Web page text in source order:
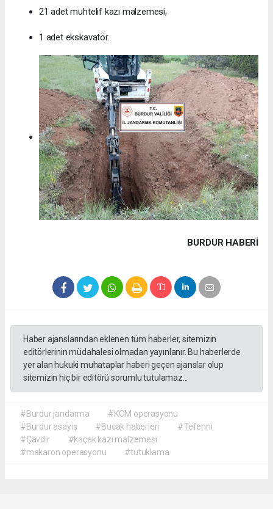
21 adet muhtelif kazı malzemesi,
1 adet ekskavatör.
BURDUR HABERİ
Haber ajanslarından eklenen tüm haberler, sitemizin
editörlerinin müdahalesi olmadan yayınlanır. Bu haberlerde
yer alan hukuki muhataplar haberi geçen ajanslar olup
sitemizin hiç bir editörü sorumlu tutulamaz...
#Burdur jandarma
#KOM operasyonu
#Burdur asayiş
#Bucak haberleri
#Tefenni
#Çavdır
#kaçak kazı malzemesi
#makaron operasyonu
#tutuklama.